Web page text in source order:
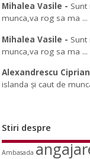
Mihalea Vasile -
munca,va rog sa ma ...
Mihalea Vasile -
munca,va rog sa ma ...
Alexandrescu
islanda și caut de
Stiri despre
Ambasada